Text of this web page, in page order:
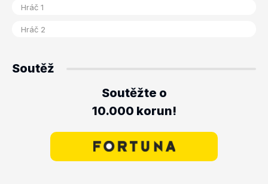
Soutěž
Soutěžte o
10.000 korun!